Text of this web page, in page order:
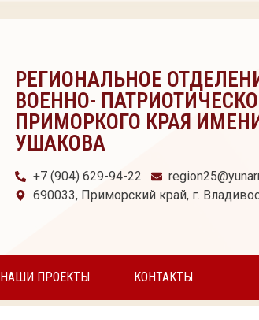
РЕГИОНАЛЬНОЕ
ВОЕННО-
ПРИМОРКОГО КРАЯ
УШАКОВА
+7 (904) 629-94-22
690033, Приморский край, г.
НАШИ ПРОЕКТЫ КОНТАКТЫ